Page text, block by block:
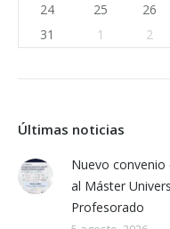
24
25 26
31
1 2
Últimas noticias
Nuevo convenio
al Máster
Profesorado